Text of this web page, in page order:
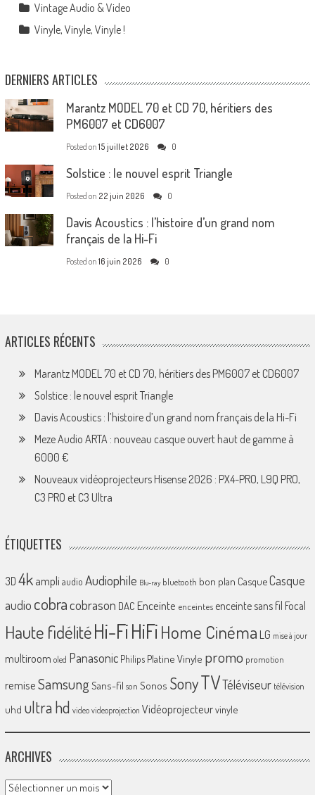
Vintage Audio & Video
Vinyle, Vinyle, Vinyle !
DERNIERS ARTICLES
Marantz MODEL 70 et CD 70, héritiers des
PM6007 et CD6007
Posted on 15 juillet 2026 0
Solstice : le nouvel esprit Triangle
Posted on 22 juin 2026 0
Davis Acoustics : l’histoire d’un grand nom
français de la Hi-Fi
Posted on 16 juin 2026 0
ARTICLES RÉCENTS
Marantz MODEL 70 et CD 70, héritiers des PM6007 et CD6007
Solstice : le nouvel esprit Triangle
Davis Acoustics : l’histoire d’un grand nom français de la Hi-Fi
Meze Audio ARTA : nouveau casque ouvert haut de gamme à
6000 €
Nouveaux vidéoprojecteurs Hisense 2026 : PX4-PRO, L9Q PRO,
C3 PRO et C3 Ultra
ÉTIQUETTES
3D 4k ampliaudio Audiophile Blu-ray bluetooth bon plan CasqueCasque
audio cobracobrason DAC Enceinte enceintes enceinte sans fil Focal
Haute fidélitéHi-FiHiFiHome Cinéma LG mise à jour
multiroom oled Panasonic Philips Platine Vinyle promo promotion
remiseSamsungSans-fil son Sonos SonyTVTéléviseur télévision
uhd ultra hd video videoprojection Vidéoprojecteurvinyle
ARCHIVES
Archives